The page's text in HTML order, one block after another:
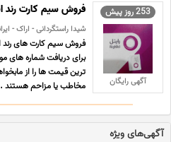
253 روز پیش
آگهی رایگان
فروش سیم کارت رند
شیدا راستگردانی - اراک -
برای دریافت شماره های
ترین قیمت ها را از
مخاطب یا مزاحم هستند
آگهی‌های ویژه